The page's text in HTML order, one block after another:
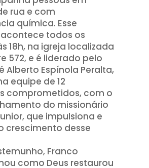
rua e com
química. Esse
todos os
18h, na igreja localizada
572, e é liderado pelo
Alberto Espínola Peralta,
equipe de 12
comprometidos, com o
do missionário
que impulsiona e
crescimento desse
Franco
como Deus restaurou